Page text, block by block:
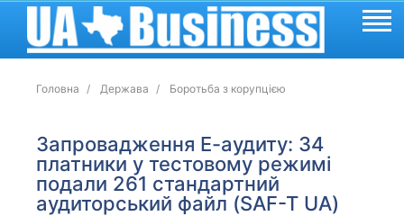
Головна Держава Боротьба з корупцією
Запровадження Е-аудиту: 34
платники у тестовому режимі
подали 261 стандартний
аудиторський файл (SAF-T UA)